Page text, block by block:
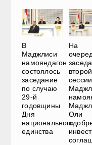
В
Маджлиси
намояндагон
состоялось
заседание
по случаю
29-й
годовщины
Дня
национального
единства
На
второй
сессии
Оли